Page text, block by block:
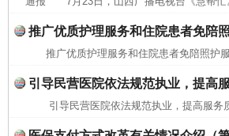
推广优质护理服务和住院患者免陪
推广优质护理服务和住院患者免陪照护
引导民营医院依法规范执业，提高
引导民营医院依法规范执业，提高服